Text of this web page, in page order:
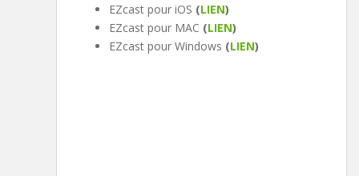
EZcast pour iOS (LIEN)
EZcast pour MAC (LIEN)
EZcast pour Windows (LIEN)